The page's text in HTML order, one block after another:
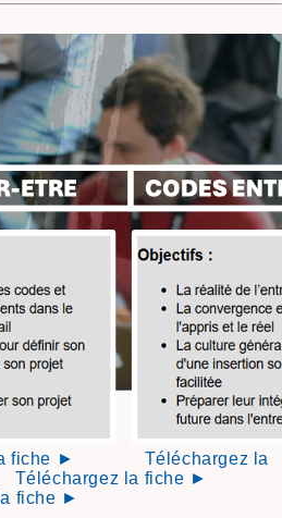
fiche ►
Téléchargez la
Téléchargez la fiche ►
fiche ►